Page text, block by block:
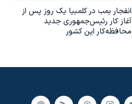
انفجار بمب‌‌ در کلمبیا یک روز پس از
آغاز کار رئیس‌جمهوری جدید
محافظه‌کار این کشور